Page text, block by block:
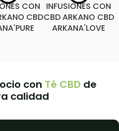
CON
CBD
INFUSIONES CON
CBD ARKANO CBD
ARKANA'LOVE
con Té CBD de
calidad